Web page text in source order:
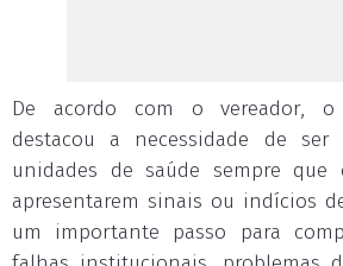
De acordo com o vereador, o
destacou a necessidade de ser
unidades de saúde sempre que
apresentarem sinais ou indícios
um importante passo para